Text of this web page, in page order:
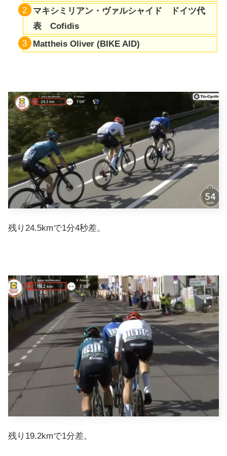
マキシミリアン・ヴァルシャイド ドイツ代
表 Cofidis
Mattheis Oliver (BIKE AID)
残り24.5kmで1分4秒差。
残り19.2kmで1分差。